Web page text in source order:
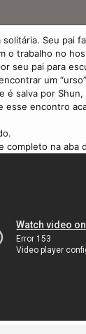
solitária. Seu pai
o trabalho no
seu pai para
um
é salva por
esse encontro
completo na aba